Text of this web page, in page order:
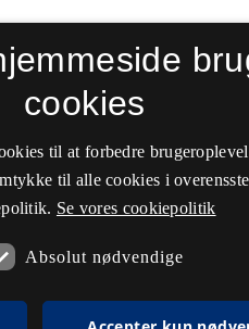
cookies
til at forbedre
til alle cookies i
Se vores cookiepolitik
Absolut nødvendige